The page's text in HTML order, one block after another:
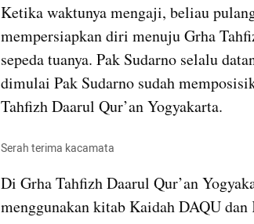
Ketika waktunya mengaji, beliau
mempersiapkan diri menuju Grha
sepeda tuanya. Pak Sudarno selalu
dimulai Pak Sudarno sudah
Tahfizh Daarul Qur’an Yogyakarta.
Serah terima kacamata
Di Grha Tahfizh Daarul Qur’an
menggunakan kitab Kaidah DAQU